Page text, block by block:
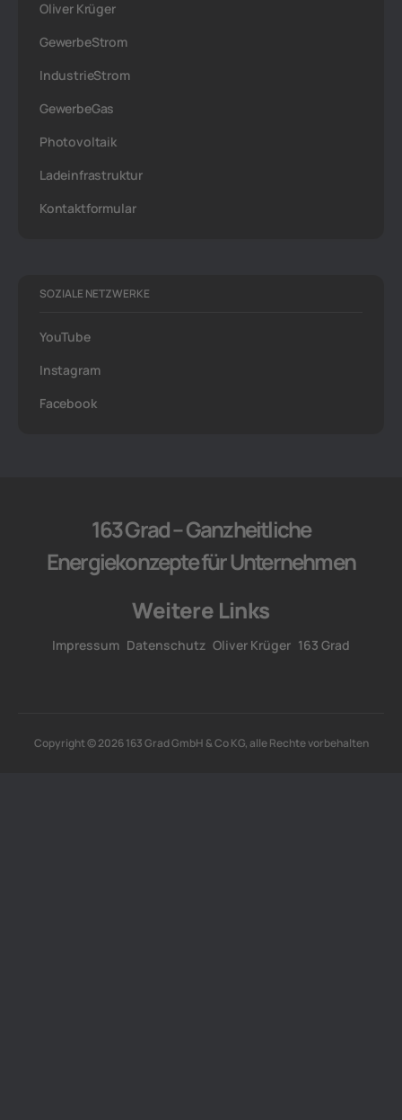
Oliver Krüger
GewerbeStrom
IndustrieStrom
GewerbeGas
Photovoltaik
Ladeinfrastruktur
Kontaktformular
SOZIALE NETZWERKE
YouTube
Instagram
Facebook
163 Grad – Ganzheitliche
Energiekonzepte für Unternehmen
Weitere Links
Impressum Datenschutz Oliver Krüger 163 Grad
Copyright © 2026 163 Grad GmbH & Co KG, alle Rechte vorbehalten